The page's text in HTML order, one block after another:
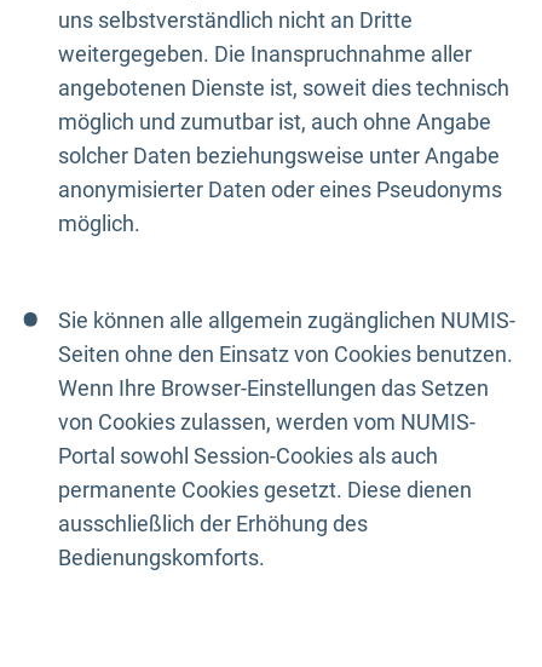
uns selbstverständlich nicht an Dritte
weitergegeben. Die Inanspruchnahme aller
angebotenen Dienste ist, soweit dies technisch
möglich und zumutbar ist, auch ohne Angabe
solcher Daten beziehungsweise unter Angabe
anonymisierter Daten oder eines Pseudonyms
möglich.
Sie können alle allgemein zugänglichen NUMIS-
Seiten ohne den Einsatz von Cookies benutzen.
Wenn Ihre Browser-Einstellungen das Setzen
von Cookies zulassen, werden vom NUMIS-
Portal sowohl Session-Cookies als auch
permanente Cookies gesetzt. Diese dienen
ausschließlich der Erhöhung des
Bedienungskomforts.